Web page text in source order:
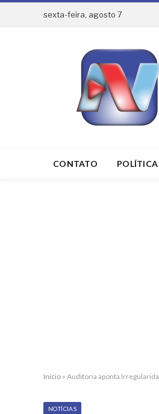
sexta-feira, agosto 7
CONTATO
Início » Auditoria aponta
NOTÍCIAS